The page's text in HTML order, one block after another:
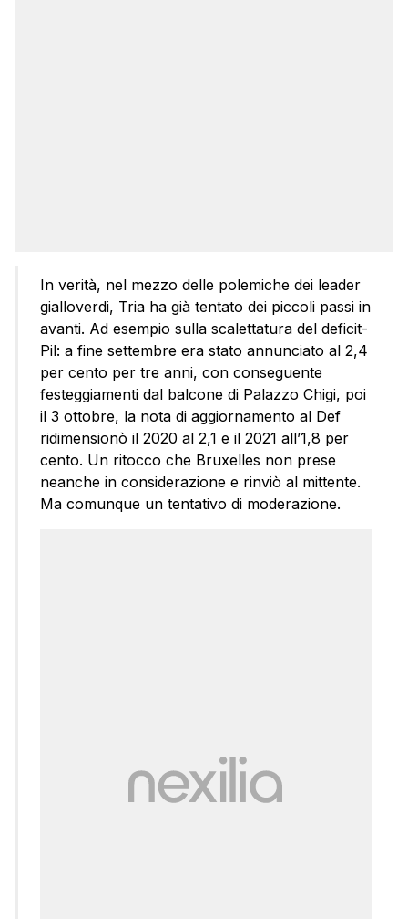
In verità, nel mezzo delle polemiche dei leader
gialloverdi, Tria ha già tentato dei piccoli passi in
avanti. Ad esempio sulla scalettatura del deficit-
Pil: a fine settembre era stato annunciato al 2,4
per cento per tre anni, con conseguente
festeggiamenti dal balcone di Palazzo Chigi, poi
il 3 ottobre, la nota di aggiornamento al Def
ridimensionò il 2020 al 2,1 e il 2021 all’1,8 per
cento. Un ritocco che Bruxelles non prese
neanche in considerazione e rinviò al mittente.
Ma comunque un tentativo di moderazione.